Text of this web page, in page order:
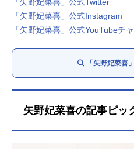
「矢野妃菜喜」公式Instagram
「矢野妃菜喜」公式YouTubeチ
「矢野妃菜喜
矢野妃菜喜の記事ピッ